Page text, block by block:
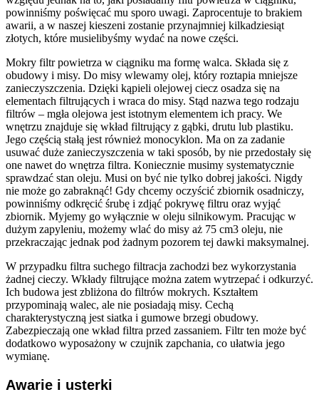
powinniśmy poświęcać mu sporo uwagi. Zaprocentuje to brakiem
awarii, a w naszej kieszeni zostanie przynajmniej kilkadziesiąt
złotych, które musielibyśmy wydać na nowe części.
Mokry filtr powietrza w ciągniku ma formę walca. Składa się z
obudowy i misy. Do misy wlewamy olej, który roztapia mniejsze
zanieczyszczenia. Dzięki kąpieli olejowej ciecz osadza się na
elementach filtrujących i wraca do misy. Stąd nazwa tego rodzaju
filtrów – mgła olejowa jest istotnym elementem ich pracy. We
wnętrzu znajduje się wkład filtrujący z gąbki, drutu lub plastiku.
Jego częścią stałą jest również monocyklon. Ma on za zadanie
usuwać duże zanieczyszczenia w taki sposób, by nie przedostały się
one nawet do wnętrza filtra. Koniecznie musimy systematycznie
sprawdzać stan oleju. Musi on być nie tylko dobrej jakości. Nigdy
nie może go zabraknąć! Gdy chcemy oczyścić zbiornik osadniczy,
powinniśmy odkręcić śrubę i zdjąć pokrywę filtru oraz wyjąć
zbiornik. Myjemy go wyłącznie w oleju silnikowym. Pracując w
dużym zapyleniu, możemy wlać do misy aż 75 cm3 oleju, nie
przekraczając jednak pod żadnym pozorem tej dawki maksymalnej.
W przypadku filtra suchego filtracja zachodzi bez wykorzystania
żadnej cieczy. Wkłady filtrujące można zatem wytrzepać i odkurzyć.
Ich budowa jest zbliżona do filtrów mokrych. Kształtem
przypominają walec, ale nie posiadają misy. Cechą
charakterystyczną jest siatka i gumowe brzegi obudowy.
Zabezpieczają one wkład filtra przed zassaniem. Filtr ten może być
dodatkowo wyposażony w czujnik zapchania, co ułatwia jego
wymianę.
Awarie i usterki